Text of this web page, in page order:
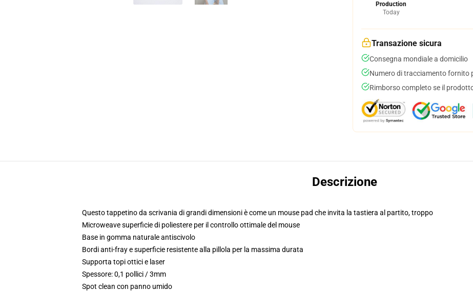
Production
Today
Transazione sicura
Consegna mondiale a domicilio
Numero di tracciamento fornito
Rimborso completo se il
Descrizione
Questo tappetino da scrivania di grandi dimensioni è come un mouse pad che invita la tastiera al partito, troppo
Microweave superficie di poliestere per il controllo ottimale del mouse
Base in gomma naturale antiscivolo
Bordi anti-fray e superficie resistente alla pillola per la massima durata
Supporta topi ottici e laser
Spessore: 0,1 pollici / 3mm
Spot clean con panno umido